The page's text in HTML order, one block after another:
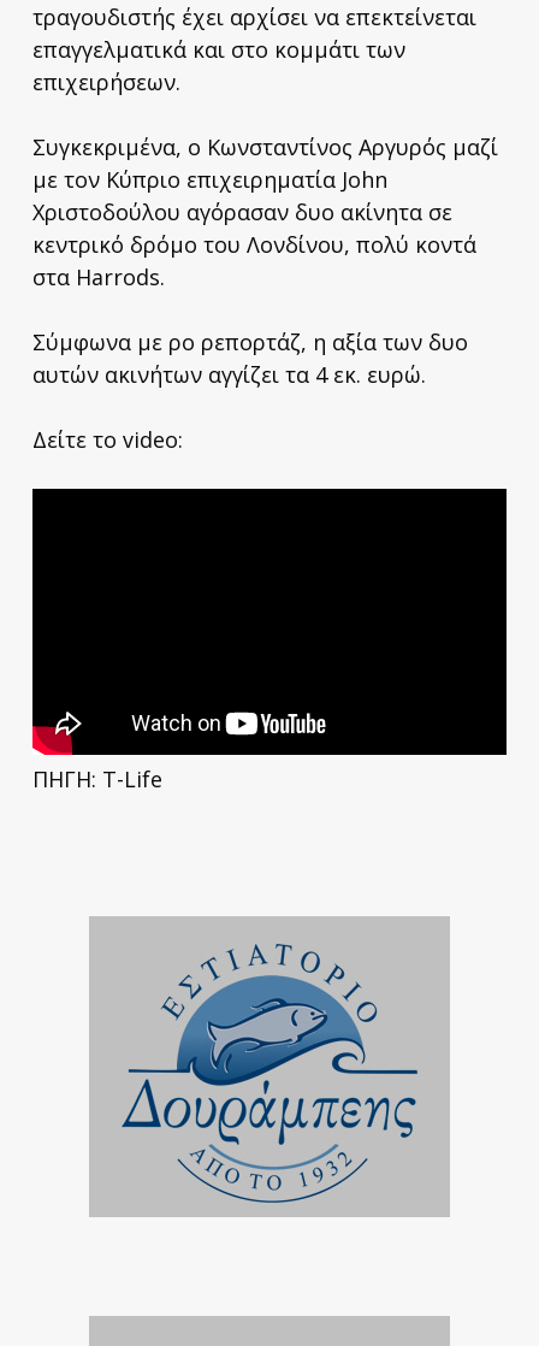
τραγουδιστής έχει αρχίσει να επεκτείνεται
επαγγελματικά και στο κομμάτι των
επιχειρήσεων.
Συγκεκριμένα, ο Κωνσταντίνος Αργυρός μαζί
με τον Κύπριο επιχειρηματία John
Χριστοδούλου αγόρασαν δυο ακίνητα σε
κεντρικό δρόμο του Λονδίνου, πολύ κοντά
στα Harrods.
Σύμφωνα με ρο ρεπορτάζ, η αξία των δυο
αυτών ακινήτων αγγίζει τα 4 εκ. ευρώ.
Δείτε το video:
ΠΗΓΗ: T-Life